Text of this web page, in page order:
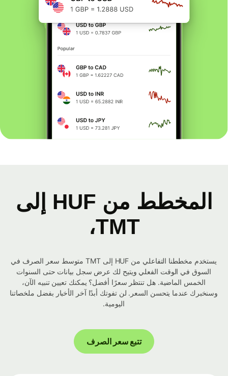
المخطط من HUF إلى
TMT،
يستخدم مخططنا التفاعلي من HUF إلى TMT متوسط ​​سعر الصرف في
السوق في الوقت الفعلي ويتيح لك عرض سجل بيانات حتى السنوات
الخمس الماضية. هل تنتظر سعرًا أفضل؟ يمكنك تعيين تنبيه الآن،
وسنخبرك عندما يتحسن السعر. لن تفوتك أبدًا آخر الأخبار بفضل ملخصاتنا
اليومية.
تتبع سعر الصرف